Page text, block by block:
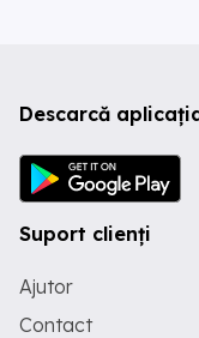
Descarcă
Suport clienți
Ajutor
Contact